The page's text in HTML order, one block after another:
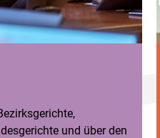
und über den